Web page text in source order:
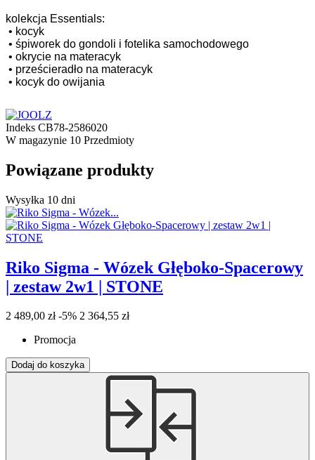
kolekcja Essentials:
• kocyk
• śpiworek do gondoli i fotelika samochodowego
• okrycie na materacyk
• prześcieradło na materacyk
• kocyk do owijania
Indeks CB78-2586020
W magazynie 10 Przedmioty
Powiązane produkty
Wysyłka 10 dni
Riko Sigma - Wózek Głęboko-Spacerowy
| zestaw 2w1 | STONE
2 489,00 zł -5% 2 364,55 zł
Promocja
Dodaj do koszyka